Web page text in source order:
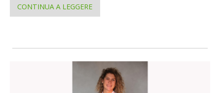
CONTINUA A LEGGERE